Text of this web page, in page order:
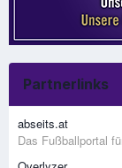
Partnerlinks
abseits.at
Das Fußballportal